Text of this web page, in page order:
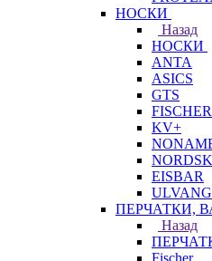
НОСКИ
Назад
НОСКИ
ANTA
ASICS
GTS
FISCHER
KV+
EISBAR
ULVANG
ПЕРЧАТКИ,
Назад
Fischer